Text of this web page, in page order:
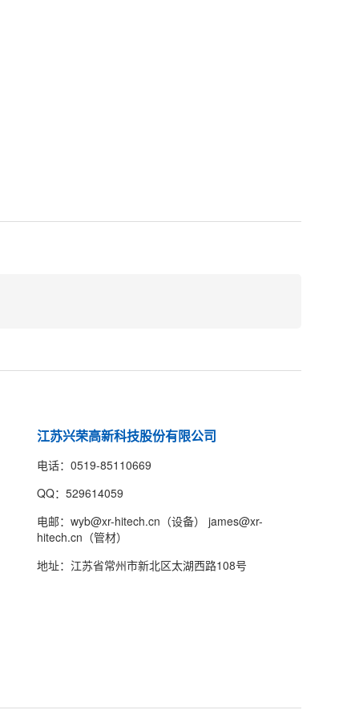
江苏兴荣高新科技股份有限公司
电话：0519-85110669
QQ：529614059
电邮：wyb@xr-hitech.cn（设备） james@xr-
hitech.cn（管材）
地址：江苏省常州市新北区太湖西路108号